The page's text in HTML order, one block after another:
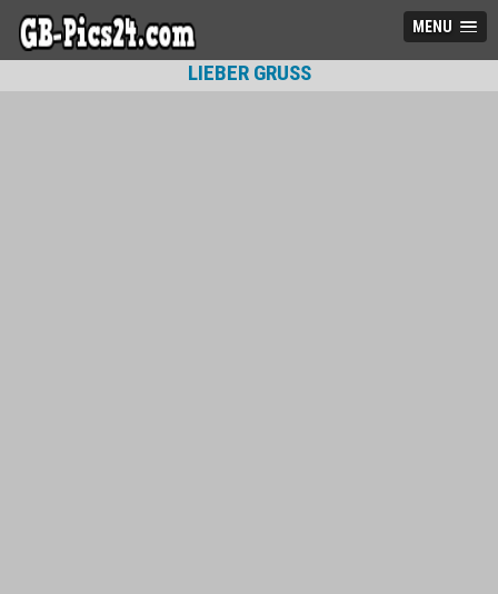
MENU
LIEBER GRUSS